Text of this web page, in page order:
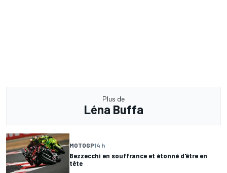
Plus de
Léna Buffa
MOTOGP14 h
Bezzecchi en souffrance et étonné d'être en
tête